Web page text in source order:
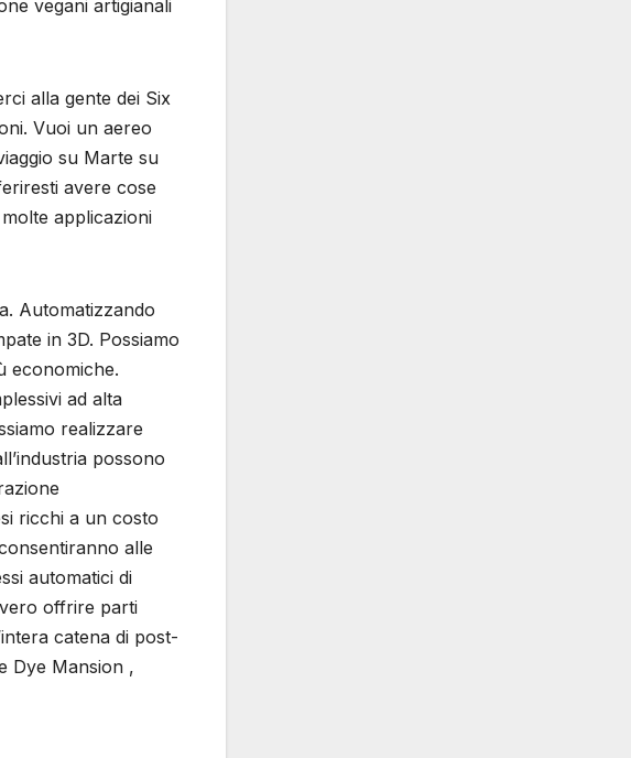
vegani artigianali
alla gente dei Six
Vuoi un aereo
su Marte su
avere cose
applicazioni
Automatizzando
in 3D. Possiamo
economiche.
ad alta
realizzare
possono
ricchi a un costo
alle
automatici di
offrire parti
catena di post-
Dye Mansion ,